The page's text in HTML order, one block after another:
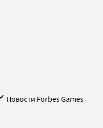
Новости Forbes Games